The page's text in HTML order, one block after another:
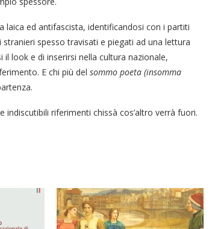
laica ed antifascista, identificandosi con i partiti
spesso travisati e piegati ad una lettura
look e di inserirsi nella cultura nazionale,
E chi più del sommo poeta (insomma
indiscutibili riferimenti chissà cos’altro verrà fuori.
“Un’Ape tra le pagine”, prestito
digitale gratuito e...
Nuovi servizi per i più fragili a
Montecalvario...
“Il respiro del mare”, personale
di Terry Mangiatordi
Nuova tanker in acciaio inox
per la Navalmed
Una barca entra nel Fiordo di
Crapolla violando...
“Un’Ape tra le pagine”, prestito
digitale gratuito e...